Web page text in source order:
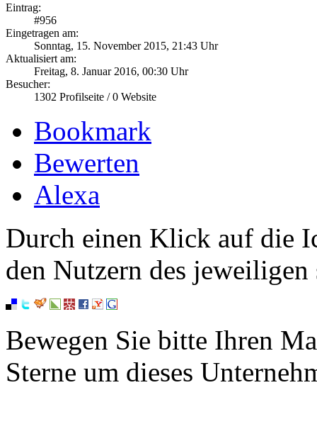
Eintrag:
#956
Eingetragen am:
Sonntag, 15. November 2015, 21:43 Uhr
Aktualisiert am:
Freitag, 8. Januar 2016, 00:30 Uhr
Besucher:
1302 Profilseite /0 Website
Bookmark
Bewerten
Alexa
Durch einen Klick auf die
den Nutzern des
Bewegen Sie bitte Ihren
Sterne um dieses